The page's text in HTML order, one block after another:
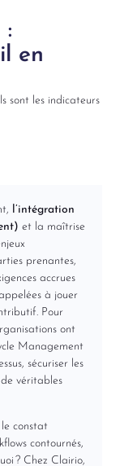
:
en
sont les indicateurs
l’intégration
et la maîtrise
prenantes,
accrues
à jouer
Pour
ont
Management
sécuriser les
véritables
constat
contournés,
? Chez Clairio,